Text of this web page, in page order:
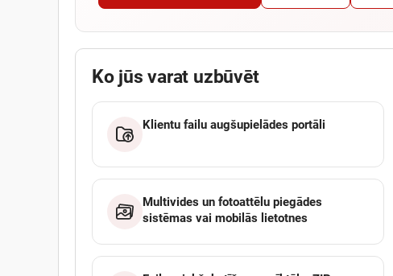
Ko jūs varat uzbūvēt
Klientu failu augšupielādes portāli
Multivides un fotoattēlu piegādes
sistēmas vai mobilās lietotnes